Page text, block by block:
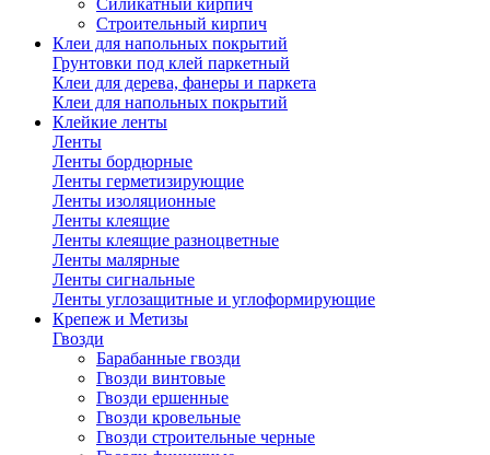
Силикатный кирпич
Строительный кирпич
Клеи для напольных покрытий
Грунтовки под клей паркетный
Клеи для дерева, фанеры и паркета
Клеи для напольных покрытий
Клейкие ленты
Ленты
Ленты бордюрные
Ленты герметизирующие
Ленты изоляционные
Ленты клеящие
Ленты клеящие разноцветные
Ленты малярные
Ленты сигнальные
Ленты углозащитные и углоформирующие
Крепеж и Метизы
Гвозди
Барабанные гвозди
Гвозди винтовые
Гвозди ершенные
Гвозди кровельные
Гвозди строительные черные